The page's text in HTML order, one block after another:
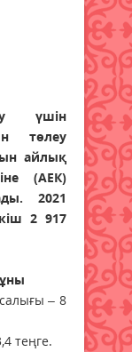
үшін
төлеу
айлық
(АЕК)
2021
2 917
– 8
теңге.